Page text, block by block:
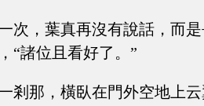
次，葉真再沒有說話，而
“諸位且看好了。”
剎那，橫臥在門外空地上